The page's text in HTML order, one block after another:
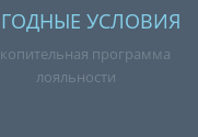
УСЛОВИЯ
программа
лояльности